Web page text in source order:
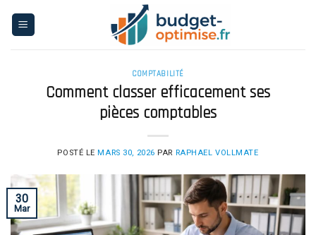
COMPTABILITÉ
Comment classer efficacement ses
pièces comptables
POSTÉ LEMARS 30, 2026 PAR RAPHAEL VOLLMATE
30
Mar